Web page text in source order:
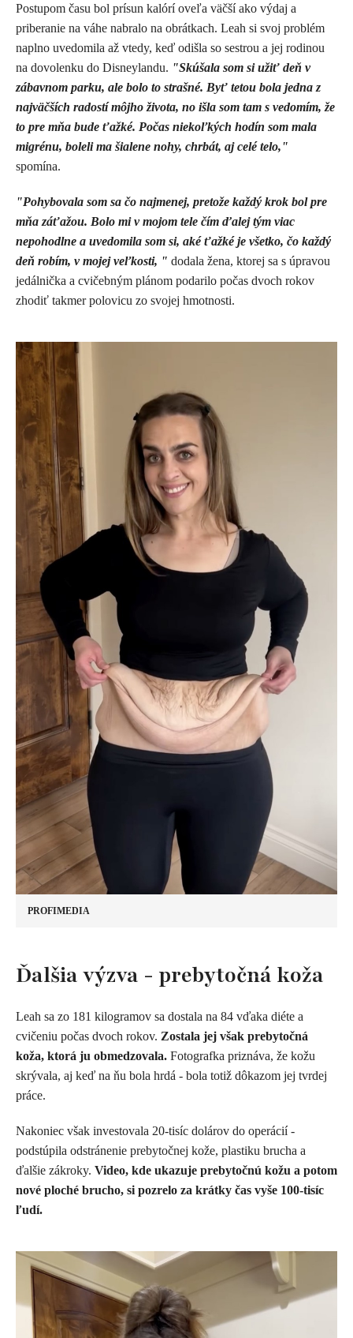
Postupom času bol prísun kalórí oveľa väčší ako výdaj a
priberanie na váhe nabralo na obrátkach. Leah si svoj problém
naplno uvedomila až vtedy, keď odišla so sestrou a jej rodinou
na dovolenku do Disneylandu. "Skúšala som si užiť deň v
zábavnom parku, ale bolo to strašné. Byť tetou bola jedna z
najväčších radostí môjho života, no išla som tam s vedomím, že
to pre mňa bude ťažké. Počas niekoľkých hodín som mala
migrénu, boleli ma šialene nohy, chrbát, aj celé telo,"
spomína.
"Pohybovala som sa čo najmenej, pretože každý krok bol pre
mňa záťažou. Bolo mi v mojom tele čím ďalej tým viac
nepohodlne a uvedomila som si, aké ťažké je všetko, čo každý
deň robím, v mojej veľkosti, " dodala žena, ktorej sa s úpravou
jedálnička a cvičebným plánom podarilo počas dvoch rokov
zhodiť takmer polovicu zo svojej hmotnosti.
PROFIMEDIA
​Ďalšia výzva - prebytočná koža
Leah sa zo 181 kilogramov sa dostala na 84 vďaka diéte a
cvičeniu počas dvoch rokov. Zostala jej však prebytočná
koža, ktorá ju obmedzovala. Fotografka priznáva, že kožu
skrývala, aj keď na ňu bola hrdá - bola totiž dôkazom jej tvrdej
práce.
Nakoniec však investovala 20-tisíc dolárov do operácií -
podstúpila odstránenie prebytočnej kože, plastiku brucha a
ďalšie zákroky. Video, kde ukazuje prebytočnú kožu a potom
nové ploché brucho, si pozrelo za krátky čas vyše 100-tisíc
ľudí.